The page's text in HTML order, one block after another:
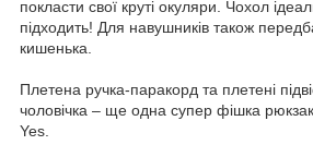
покласти свої круті окуляри. Чохол
підходить! Для навушників також
кишенька.
Плетена ручка-паракорд та плетені
чоловічка – ще одна супер фішка
Yes.